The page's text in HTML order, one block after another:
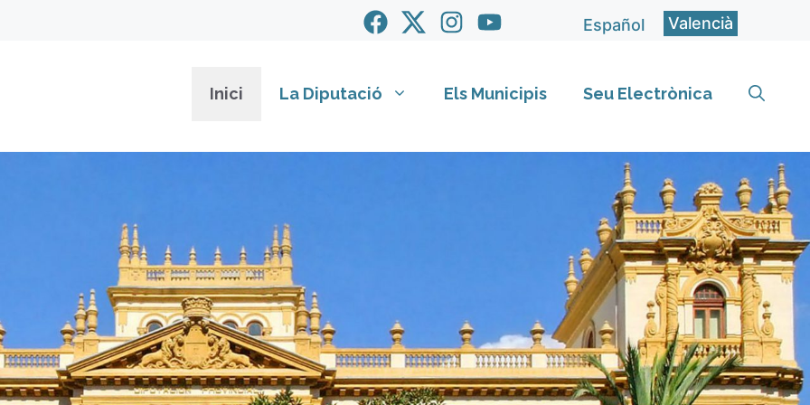
Español Valencià
Inici La Diputació Els Municipis Seu Electrònica